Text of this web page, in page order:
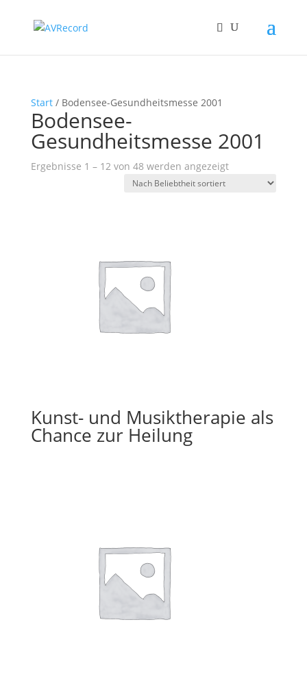
Start/ Bodensee-Gesundheitsmesse 2001
Bodensee-
Gesundheitsmesse 2001
Ergebnisse 1 – 12 von 48 werden angezeigtNach
Beliebtheit
Kunst- und Musiktherapie als
Chance zur Heilung